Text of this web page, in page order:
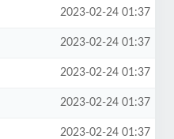
2023-02-24 01:37
2023-02-24 01:37
2023-02-24 01:37
2023-02-24 01:37
2023-02-24 01:37